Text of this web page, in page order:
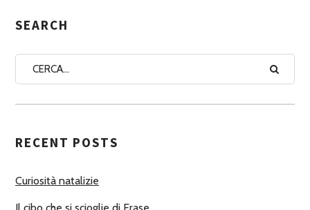
G
A
U
O
I
SEARCH
RECENT POSTS
Curiosità natalizie